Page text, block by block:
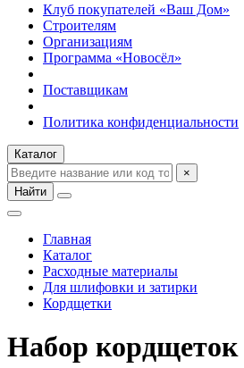
Клуб покупателей «Ваш Дом»
Строителям
Организациям
Программа «Новосёл»
Поставщикам
Политика конфиденциальности
Каталог
×
Найти
Главная
Каталог
Расходные материалы
Для шлифовки и затирки
Кордщетки
Набор